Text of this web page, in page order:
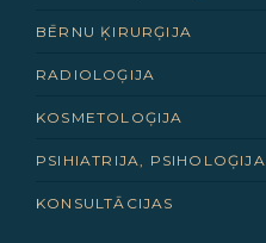
BĒRNU ĶIRURĢIJA
RADIOLOĢIJA
KOSMETOLOĢIJA
PSIHIATRIJA, PSIHOLOĢIJA
KONSULTĀCIJAS